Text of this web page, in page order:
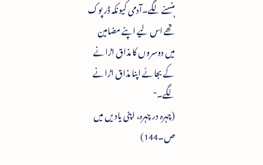
ہنسنے لگے۔آدمی کیونکہ ڈرپوک
تھے اس لیے اپنے مضامین
میں دوسروں کا مذاق اڑانے
کے بجائے اپنا مذاق اڑانے
لگے۔"
(چہرہ در چہرہ، اپنی یادیں میں
ص۔144)